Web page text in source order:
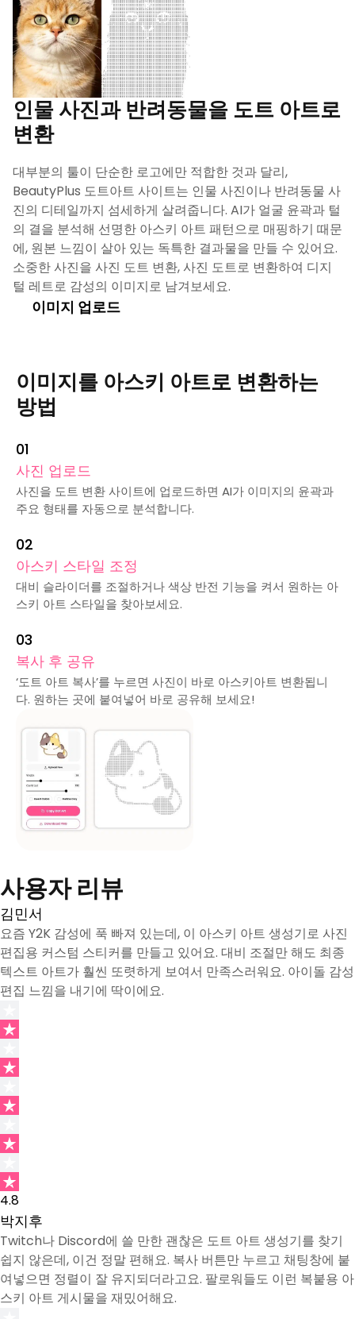
인물 사진과 반려동물을 도트 아트로
변환
대부분의 툴이 단순한 로고에만 적합한 것과 달리,
BeautyPlus 도트아트 사이트는 인물 사진이나 반려동물 사
진의 디테일까지 섬세하게 살려줍니다. AI가 얼굴 윤곽과 털
의 결을 분석해 선명한 아스키 아트 패턴으로 매핑하기 때문
에, 원본 느낌이 살아 있는 독특한 결과물을 만들 수 있어요.
소중한 사진을 사진 도트 변환, 사진 도트로 변환하여 디지
털 레트로 감성의 이미지로 남겨보세요.
이미지 업로드
이미지를 아스키 아트로 변환하는
방법
01
사진 업로드
사진을 도트 변환 사이트에 업로드하면 AI가 이미지의 윤곽과
주요 형태를 자동으로 분석합니다.
02
아스키 스타일 조정
대비 슬라이더를 조절하거나 색상 반전 기능을 켜서 원하는 아
스키 아트 스타일을 찾아보세요.
03
복사 후 공유
‘도트 아트 복사’를 누르면 사진이 바로 아스키아트 변환됩니
다. 원하는 곳에 붙여넣어 바로 공유해 보세요!
사용자 리뷰
김민서
요즘 Y2K 감성에 푹 빠져 있는데, 이 아스키 아트 생성기로 사진
편집용 커스텀 스티커를 만들고 있어요. 대비 조절만 해도 최종
텍스트 아트가 훨씬 또렷하게 보여서 만족스러워요. 아이돌 감성
편집 느낌을 내기에 딱이에요.
4.8
박지후
Twitch나 Discord에 쓸 만한 괜찮은 도트 아트 생성기를 찾기
쉽지 않은데, 이건 정말 편해요. 복사 버튼만 누르고 채팅창에 붙
여넣으면 정렬이 잘 유지되더라고요. 팔로워들도 이런 복붙용 아
스키 아트 게시물을 재밌어해요.